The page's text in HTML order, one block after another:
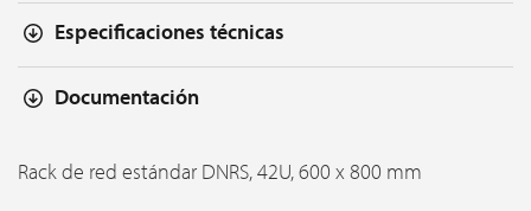
Especificaciones técnicas
Documentación
Rack de red estándar DNRS, 42U, 600 x 800 mm